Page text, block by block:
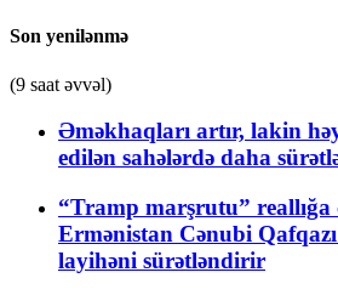
Son yenilənmə
(9 saat əvvəl)
Əməkhaqları artır, lakin
edilən sahələrdə daha
“Tramp marşrutu”
Ermənistan Cənubi
layihəni sürətləndirir